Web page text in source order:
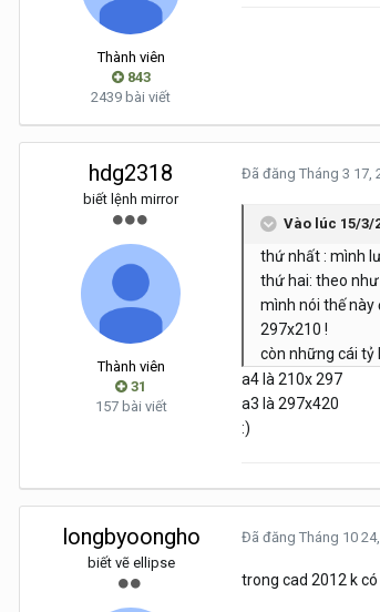
Thành viên
843
2439 bài viết
hdg2318
biết lệnh mirror
Thành viên
31
157 bài viết
Đã đăng Tháng 3 17,
Vào lúc 15/3/
thứ nhất : mình
thứ hai: theo
mình nói thế này
297x210 !
còn những cái tỷ
a4 là 210x 297
a3 là 297x420
:)
longbyoongho
biết vẽ ellipse
Đã đăng Tháng 10
trong cad 2012 k